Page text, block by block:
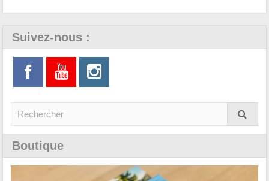
Suivez-nous :
Boutique